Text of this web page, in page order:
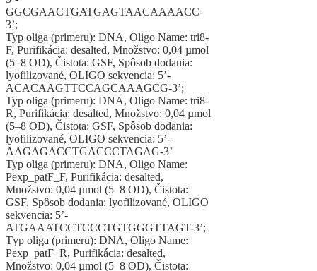
GGCGAACTGATGAGTAACAAAACC-
3’;
Typ oliga (primeru): DNA, Oligo Name: tri8-
F, Purifikácia: desalted, Množstvo: 0,04 µmol
(5–8 OD), Čistota: GSF, Spôsob dodania:
lyofilizované, OLIGO sekvencia: 5’-
ACACAAGTTCCAGCAAAGCG-3’;
Typ oliga (primeru): DNA, Oligo Name: tri8-
R, Purifikácia: desalted, Množstvo: 0,04 µmol
(5–8 OD), Čistota: GSF, Spôsob dodania:
lyofilizované, OLIGO sekvencia: 5’-
AAGAGACCTGACCCTAGAG-3’
Typ oliga (primeru): DNA, Oligo Name:
Pexp_patF_F, Purifikácia: desalted,
Množstvo: 0,04 µmol (5–8 OD), Čistota:
GSF, Spôsob dodania: lyofilizované, OLIGO
sekvencia: 5’-
ATGAAATCCTCCCTGTGGGTTAGT-3’;
Typ oliga (primeru): DNA, Oligo Name:
Pexp_patF_R, Purifikácia: desalted,
Množstvo: 0,04 µmol (5–8 OD), Čistota: